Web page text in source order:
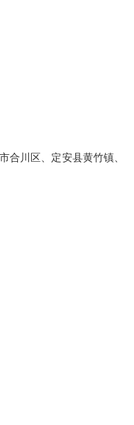
合川区、定安县黄竹镇、